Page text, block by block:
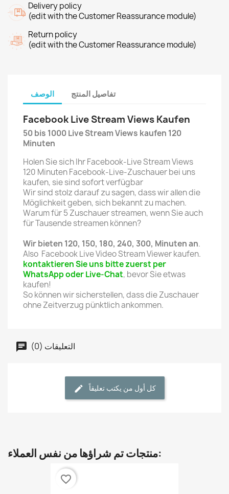
Delivery policy
(edit with the Customer Reassurance module)
Return policy
(edit with the Customer Reassurance module)
الوصف تفاصيل المنتج
Facebook Live Stream Views Kaufen
50 bis 1000 Live Stream Views kaufen 120
Minuten
Holen Sie sich Ihr Facebook-Live Stream Views
120 Minuten Facebook-Live-Zuschauer bei uns
kaufen, sie sind sofort verfügbar
Wir sind stolz darauf zu sagen, dass wir allen die
Möglichkeit geben, sich bekannt zu machen.
Warum für 5 Zuschauer streamen, wenn Sie auch
für Tausende streamen können?
Wir bieten 120, 150, 180, 240, 300, Minuten an.
Also Facebook Live Video Stream Viewer kaufen.
kontaktieren Sie uns bitte zuerst per
WhatsApp oder Live-Chat, bevor Sie etwas
kaufen!
So können wir sicherstellen, dass die Zuschauer
ohne Zeitverzug pünktlich ankommen.
التعليقات (0)
كل أول من يكتب تعليقاً
منتجات تم شراؤها من نفس العملاء:
favorite_border